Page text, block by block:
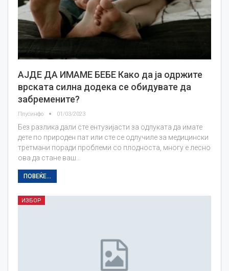
АЈДЕ ДА ИМАМЕ БЕБЕ Како да ја одржите
врската силна додека се обидувате да
забремените?
Плусинфо 01/03/2023
Без разлика дали сте ентузијасти за одлуката да имате
дете по природен пат или сте се одлучиле за медицински
третмани поради проблеми со плодноста, многу е лесно
ова да стане ваш…
ПОВЕЌЕ...
ИЗБОР